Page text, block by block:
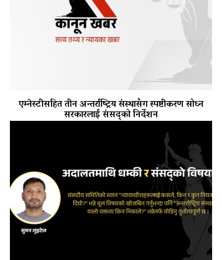
एम्नेस्टीसहित तीन अन्तर्राष्ट्रिय संस्थासँग स्पष्टीकरण सोध्न
सरकारलाई संसद्को निर्देशन